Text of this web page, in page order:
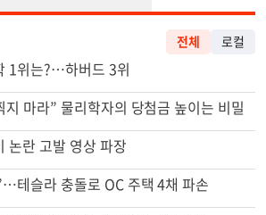
1위는?…하버드 3위
마라” 물리학자의 당첨금 높이는 비밀
논란 고발 영상 파장